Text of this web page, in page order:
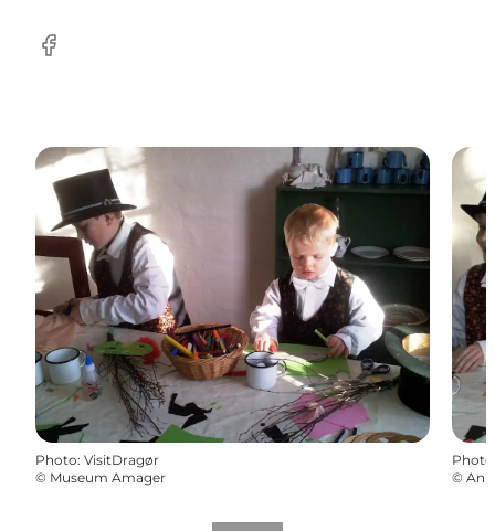
Facebook
Photo: VisitDragør
© Museum Amager
Photo
©